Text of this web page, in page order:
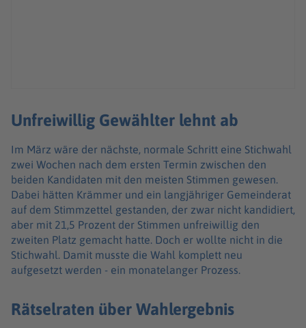
Unfreiwillig Gewählter lehnt ab
Im März wäre der nächste, normale Schritt eine Stichwahl
zwei Wochen nach dem ersten Termin zwischen den
beiden Kandidaten mit den meisten Stimmen gewesen.
Dabei hätten Krämmer und ein langjähriger Gemeinderat
auf dem Stimmzettel gestanden, der zwar nicht kandidiert,
aber mit 21,5 Prozent der Stimmen unfreiwillig den
zweiten Platz gemacht hatte. Doch er wollte nicht in die
Stichwahl. Damit musste die Wahl komplett neu
aufgesetzt werden - ein monatelanger Prozess.
Rätselraten über Wahlergebnis